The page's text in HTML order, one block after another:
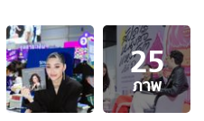
25
ภาพ